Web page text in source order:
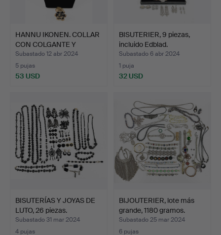
HANNU IKONEN. COLLAR
CON COLGANTE Y
ANILLO…
Subastado 12 abr 2024
5 pujas
53 USD
BISUTERIER, 9 piezas,
incluido Edblad.
Subastado 6 abr 2024
1 puja
32 USD
BISUTERÍAS Y JOYAS DE
LUTO, 26 piezas.
Subastado 31 mar 2024
4 pujas
BIJOUTERIER, lote más
grande, 1180 gramos.
Subastado 25 mar 2024
6 pujas